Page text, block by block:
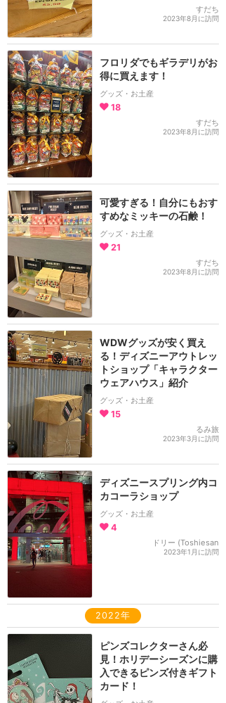
すだち
2023年8月に訪問
フロリダでもギラデリがお
得に買えます！
グッズ・お土産
18
すだち
2023年8月に訪問
可愛すぎる！自分にもおす
すめなミッキーの石鹸！
グッズ・お土産
21
すだち
2023年8月に訪問
WDWグッズが安く買え
る！ディズニーアウトレッ
トショップ「キャラクター
ウェアハウス」紹介
グッズ・お土産
15
るみ旅
2023年3月に訪問
ディズニースプリング内コ
カコーラショップ
グッズ・お土産
4
ドリー (Toshiesan
2023年1月に訪問
2022年
ピンズコレクターさん必
見！ホリデーシーズンに購
入できるピンズ付きギフト
カード！